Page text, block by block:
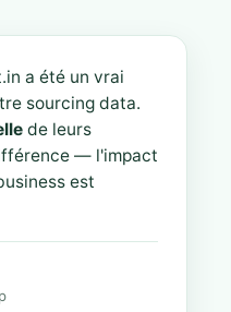
a été un vrai
sourcing data.
de leurs
— l'impact
est